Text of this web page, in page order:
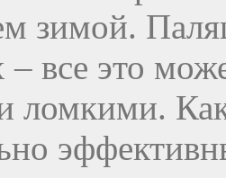
зимой.
– все это
ломкими.